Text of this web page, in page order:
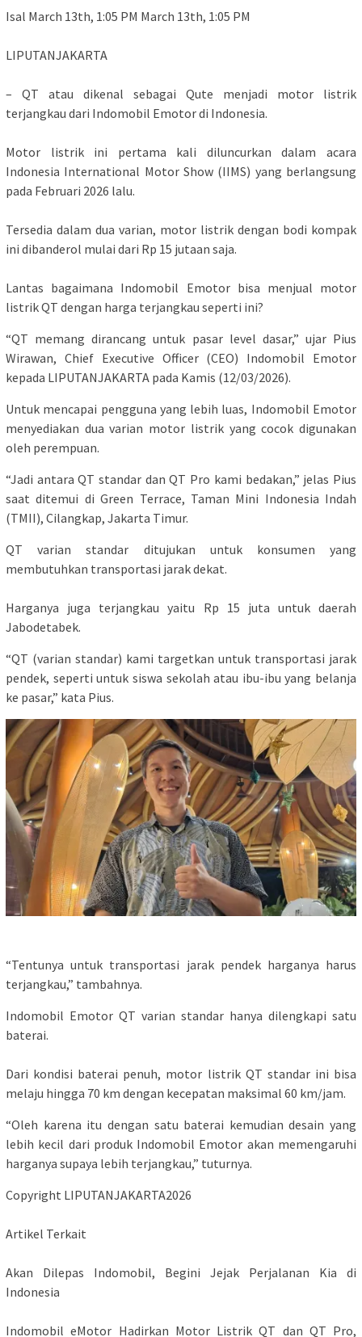
Isal March 13th, 1:05 PM March 13th, 1:05 PM
LIPUTANJAKARTA
– QT atau dikenal sebagai Qute menjadi motor listrik
terjangkau dari Indomobil Emotor di Indonesia.
Motor listrik ini pertama kali diluncurkan dalam acara
Indonesia International Motor Show (IIMS) yang berlangsung
pada Februari 2026 lalu.
Tersedia dalam dua varian, motor listrik dengan bodi kompak
ini dibanderol mulai dari Rp 15 jutaan saja.
Lantas bagaimana Indomobil Emotor bisa menjual motor
listrik QT dengan harga terjangkau seperti ini?
“QT memang dirancang untuk pasar level dasar,” ujar Pius
Wirawan, Chief Executive Officer (CEO) Indomobil Emotor
kepada LIPUTANJAKARTA pada Kamis (12/03/2026).
Untuk mencapai pengguna yang lebih luas, Indomobil Emotor
menyediakan dua varian motor listrik yang cocok digunakan
oleh perempuan.
“Jadi antara QT standar dan QT Pro kami bedakan,” jelas Pius
saat ditemui di Green Terrace, Taman Mini Indonesia Indah
(TMII), Cilangkap, Jakarta Timur.
QT varian standar ditujukan untuk konsumen yang
membutuhkan transportasi jarak dekat.
Harganya juga terjangkau yaitu Rp 15 juta untuk daerah
Jabodetabek.
“QT (varian standar) kami targetkan untuk transportasi jarak
pendek, seperti untuk siswa sekolah atau ibu-ibu yang belanja
ke pasar,” kata Pius.
“Tentunya untuk transportasi jarak pendek harganya harus
terjangkau,” tambahnya.
Indomobil Emotor QT varian standar hanya dilengkapi satu
baterai.
Dari kondisi baterai penuh, motor listrik QT standar ini bisa
melaju hingga 70 km dengan kecepatan maksimal 60 km/jam.
“Oleh karena itu dengan satu baterai kemudian desain yang
lebih kecil dari produk Indomobil Emotor akan memengaruhi
harganya supaya lebih terjangkau,” tuturnya.
Copyright LIPUTANJAKARTA2026
Artikel Terkait
Akan Dilepas Indomobil, Begini Jejak Perjalanan Kia di
Indonesia
Indomobil eMotor Hadirkan Motor Listrik QT dan QT Pro,